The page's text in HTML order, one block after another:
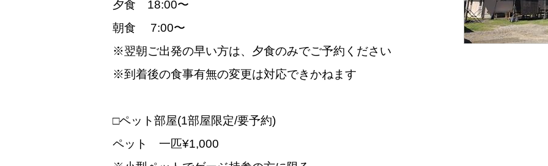
夕食 18:00〜
朝食 7:00〜
※翌朝ご出発の早い方は、夕食のみでご予約ください
※到着後の食事有無の変更は対応できかねます
□ペット部屋(1部屋限定/要予約)
ペット 一匹¥1,000